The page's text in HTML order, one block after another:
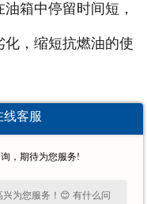
箱中停留时间短，
，缩短抗燃油的使
更换并送到权威机
因伺服阀故障而导
线客服
，期待为您服务!
为您服务！😊 有什么问